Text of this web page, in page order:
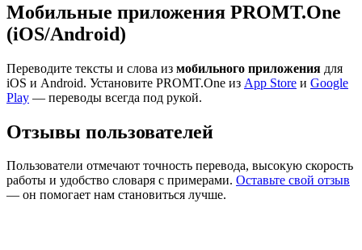
Мобильные приложения PROMT.One
(iOS/Android)
Переводите тексты и слова из мобильного приложения для
iOS и Android. Установите PROMT.One из App Store и Google
Play — переводы всегда под рукой.
Отзывы пользователей
Пользователи отмечают точность перевода, высокую скорость
работы и удобство словаря с примерами. Оставьте свой отзыв
— он помогает нам становиться лучше.